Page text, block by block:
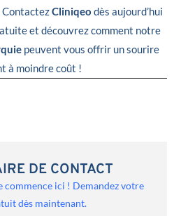
ContactezCliniqeo dès aujourd’hui
et découvrez comment notre
peuvent vous offrir un sourire
à moindre coût !
DE CONTACT
commence ici ! Demandez votre
dès maintenant.